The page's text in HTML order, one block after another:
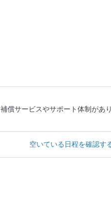
補償サービスやサポート体制があ
空いている日程を確認す